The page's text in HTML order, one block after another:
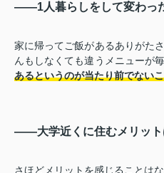
――1人暮らしをして変わっ
家に帰ってご飯があるありがた
んもしなくても違うメニューが毎
あるというのが当たり前でない
――大学近くに住むメリット
さほどメリットを感じることはな